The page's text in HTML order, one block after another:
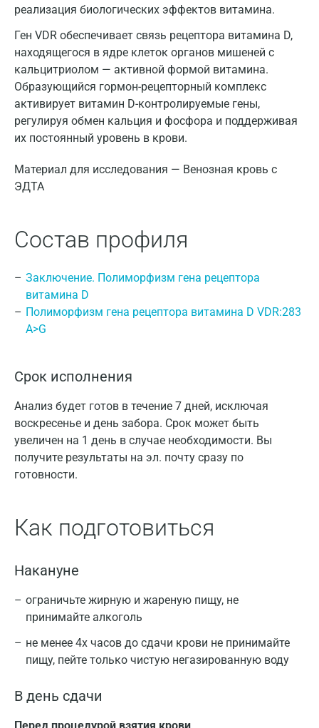
реализация биологических эффектов витамина.
Ген VDR обеспечивает связь рецептора витамина D,
находящегося в ядре клеток органов мишеней с
кальцитриолом — активной формой витамина.
Образующийся гормон-рецепторный комплекс
активирует витамин D-контролируемые гены,
регулируя обмен кальция и фосфора и поддерживая
их постоянный уровень в крови.
Материал для исследования — Венозная кровь с
ЭДТА
Состав профиля
Заключение. Полиморфизм гена рецептора
витамина D
Полиморфизм гена рецептора витамина D VDR:283
A>G
Срок исполнения
Анализ будет готов в течение 7 дней, исключая
воскресенье и день забора. Срок может быть
увеличен на 1 день в случае необходимости. Вы
получите результаты на эл. почту сразу по
готовности.
Как подготовиться
Накануне
ограничьте жирную и жареную пищу, не
принимайте алкоголь
не менее 4х часов до сдачи крови не принимайте
пищу, пейте только чистую негазированную воду
В день сдачи